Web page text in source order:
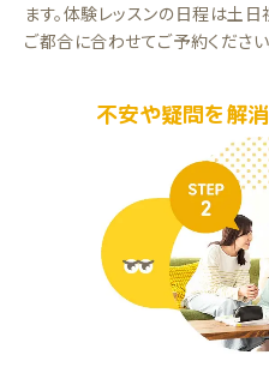
ます。体験レッスンの日程は土
ご都合に合わせてご予約ください
不安や疑問を解